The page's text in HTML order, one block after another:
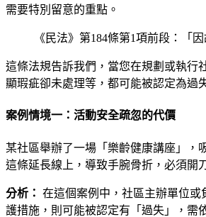
需要特別留意的重點。
《民法》第184條第1項前段：「
這條法規告訴我們，當您在規劃或執行
顯瑕疵卻未處理等，都可能被認定為過
案例情境一：活動安全疏忽的代價
某社區舉辦了一場「樂齡健康講座」，
這條延長線上，導致手腕骨折，必須開
分析： 在這個案例中，社區主辦單位
護措施，則可能被認定有「過失」，需